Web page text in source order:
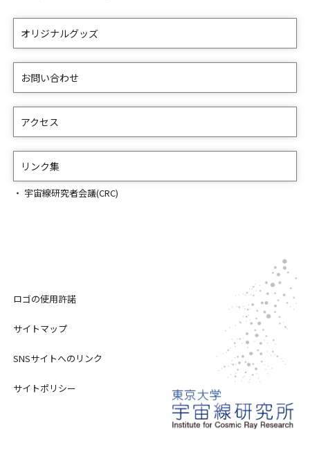
オリジナルグッズ
お問い合わせ
アクセス
リンク集
宇宙線研究者会議(CRC)
ロゴの使用許諾
サイトマップ
SNSサイトへのリンク
サイトポリシー